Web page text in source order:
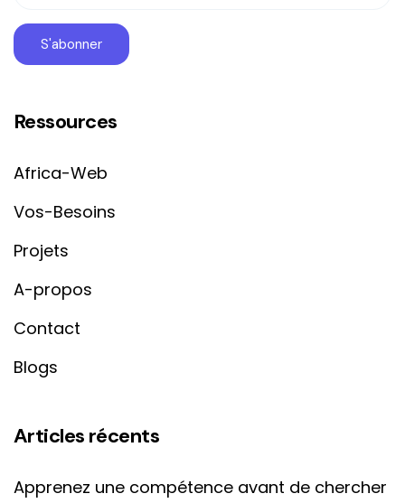
Ressources
Africa-Web
Vos-Besoins
Projets
A-propos
Contact
Blogs
Articles récents
Apprenez une compétence avant de chercher